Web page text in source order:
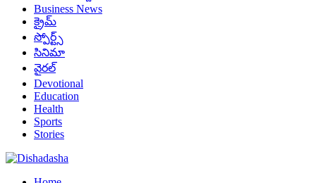
Business News
క్రైమ్
స్పోర్ట్స్
సినిమా
వైరల్
Devotional
Education
Health
Sports
Stories